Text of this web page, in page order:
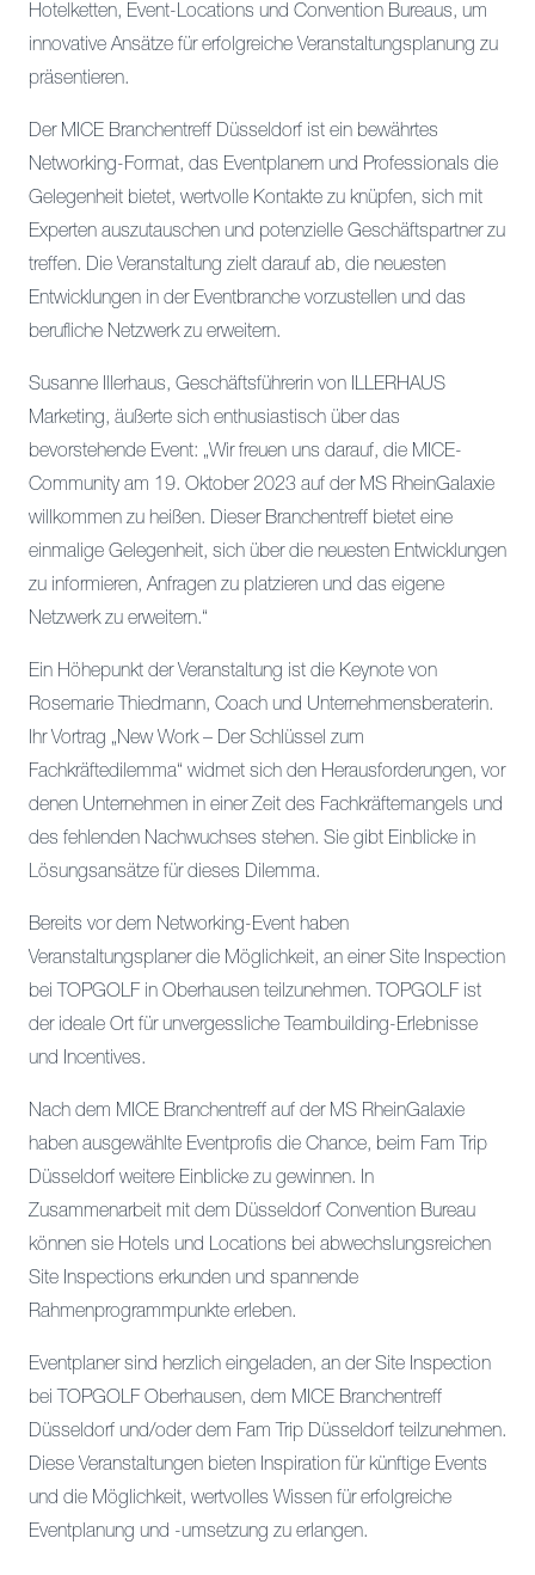
Hotelketten, Event-Locations und Convention Bureaus, um
innovative Ansätze für erfolgreiche Veranstaltungsplanung zu
präsentieren.
Der MICE Branchentreff Düsseldorf ist ein bewährtes
Networking-Format, das Eventplanern und Professionals die
Gelegenheit bietet, wertvolle Kontakte zu knüpfen, sich mit
Experten auszutauschen und potenzielle Geschäftspartner zu
treffen. Die Veranstaltung zielt darauf ab, die neuesten
Entwicklungen in der Eventbranche vorzustellen und das
berufliche Netzwerk zu erweitern.
Susanne Illerhaus, Geschäftsführerin von ILLERHAUS
Marketing, äußerte sich enthusiastisch über das
bevorstehende Event: „Wir freuen uns darauf, die MICE-
Community am 19. Oktober 2023 auf der MS RheinGalaxie
willkommen zu heißen. Dieser Branchentreff bietet eine
einmalige Gelegenheit, sich über die neuesten Entwicklungen
zu informieren, Anfragen zu platzieren und das eigene
Netzwerk zu erweitern.“
Ein Höhepunkt der Veranstaltung ist die Keynote von
Rosemarie Thiedmann, Coach und Unternehmensberaterin.
Ihr Vortrag „New Work – Der Schlüssel zum
Fachkräftedilemma“ widmet sich den Herausforderungen, vor
denen Unternehmen in einer Zeit des Fachkräftemangels und
des fehlenden Nachwuchses stehen. Sie gibt Einblicke in
Lösungsansätze für dieses Dilemma.
Bereits vor dem Networking-Event haben
Veranstaltungsplaner die Möglichkeit, an einer Site Inspection
bei TOPGOLF in Oberhausen teilzunehmen. TOPGOLF ist
der ideale Ort für unvergessliche Teambuilding-Erlebnisse
und Incentives.
Nach dem MICE Branchentreff auf der MS RheinGalaxie
haben ausgewählte Eventprofis die Chance, beim Fam Trip
Düsseldorf weitere Einblicke zu gewinnen. In
Zusammenarbeit mit dem Düsseldorf Convention Bureau
können sie Hotels und Locations bei abwechslungsreichen
Site Inspections erkunden und spannende
Rahmenprogrammpunkte erleben.
Eventplaner sind herzlich eingeladen, an der Site Inspection
bei TOPGOLF Oberhausen, dem MICE Branchentreff
Düsseldorf und/oder dem Fam Trip Düsseldorf teilzunehmen.
Diese Veranstaltungen bieten Inspiration für künftige Events
und die Möglichkeit, wertvolles Wissen für erfolgreiche
Eventplanung und -umsetzung zu erlangen.